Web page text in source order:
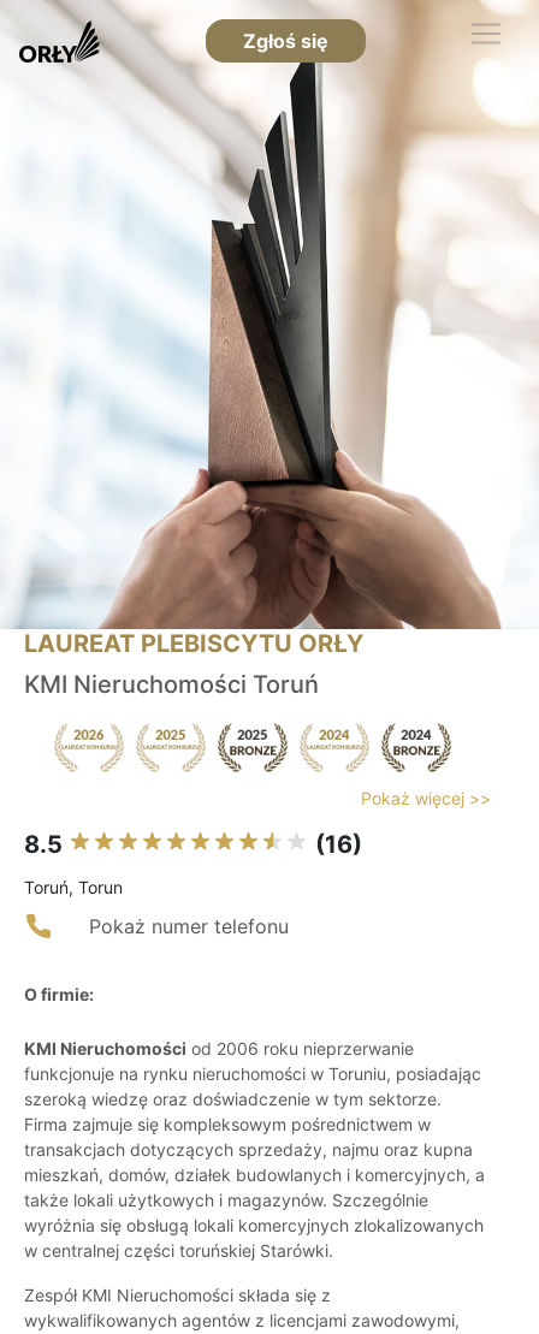
Zgłoś się
LAUREAT PLEBISCYTU ORŁY
KMI Nieruchomości Toruń
Pokaż więcej >>
8.5 (16)
Toruń, Torun
Pokaż numer telefonu
O firmie:
KMI Nieruchomości od 2006 roku nieprzerwanie
funkcjonuje na rynku nieruchomości w Toruniu, posiadając
szeroką wiedzę oraz doświadczenie w tym sektorze.
Firma zajmuje się kompleksowym pośrednictwem w
transakcjach dotyczących sprzedaży, najmu oraz kupna
mieszkań, domów, działek budowlanych i komercyjnych, a
także lokali użytkowych i magazynów. Szczególnie
wyróżnia się obsługą lokali komercyjnych zlokalizowanych
w centralnej części toruńskiej Starówki.
Zespół KMI Nieruchomości składa się z
wykwalifikowanych agentów z licencjami zawodowymi,